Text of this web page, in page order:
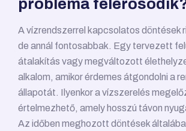
probléma
A vízrendszerrel kapcsolatos döntések
de annál fontosabbak. Egy tervezett
átalakítás vagy megváltozott
alkalom, amikor érdemes átgondolni a
állapotát. Ilyenkor a vízszerelés
értelmezhető, amely hosszú távon
Az időben meghozott döntések